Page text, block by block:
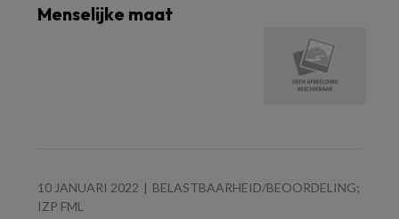
Menselijke maat
10 JANUARI 2022
BELASTBAARHEID/BEOORDELING;
IZP FML